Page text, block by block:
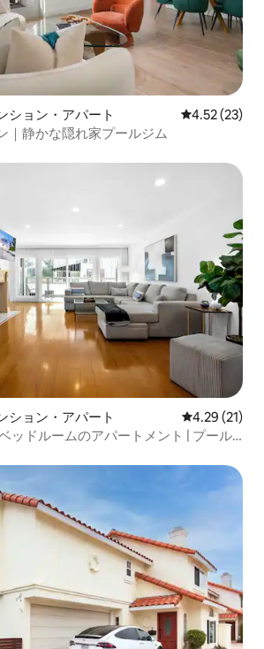
ション・アパート レビュー23
4.52 (23)
｜静かな隠れ家プールジム
ション・アパート レビュー21
4.29 (21)
ッドルームのアパートメント | プール